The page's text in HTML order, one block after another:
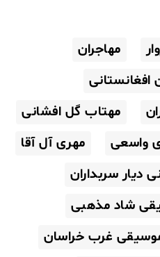
مهاجران
افغانستانی
مهتاب گل افشانی
واسعی
مهری آل آقا
دیار سربداران
شاد مذهبی
غرب خراسان